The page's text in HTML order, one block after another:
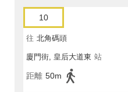
10
往 北角碼頭
廈門街, 皇后大道東 站
距離 50m